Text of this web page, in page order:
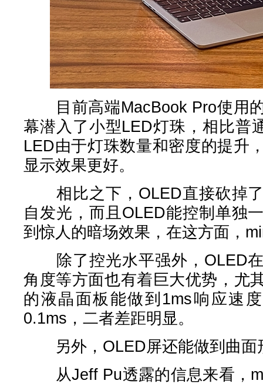
目前高端MacBook Pro使用的
幕潜入了小型LED灯珠，相比普
LED由于灯珠数量和密度的提升
显示效果更好。
相比之下，OLED直接砍掉了
自发光，而且OLED能控制单独
到惊人的暗场效果，在这方面，
除了控光水平强外，OLED在
角度等方面也有着巨大优势，尤
的液晶面板能做到1ms响应速
0.1ms，二者差距明显。
另外，OLED屏还能做到曲面
从Jeff Pu透露的信息来看，